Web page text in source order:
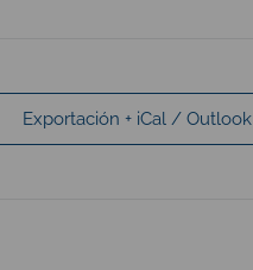
Exportación + iCal / Outlook